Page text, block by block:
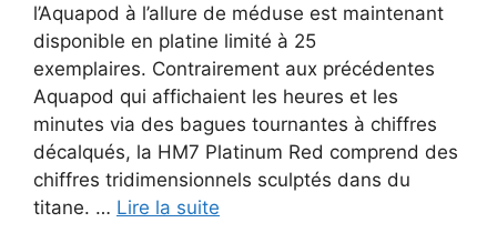
l’Aquapod à l’allure de méduse est maintenant
disponible en platine limité à 25
exemplaires. Contrairement aux précédentes
Aquapod qui affichaient les heures et les
minutes via des bagues tournantes à chiffres
décalqués, la HM7 Platinum Red comprend des
chiffres tridimensionnels sculptés dans du
titane. … Lire la suite